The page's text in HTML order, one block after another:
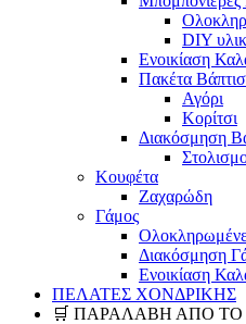
DIY
Ενοικίαση
Πακέτα
Αγόρι
Κορίτσι
Διακόσμηση
Κουφέτα
Ζαχαρώδη
Γάμος
Διακόσμηση
Ενοικίαση
ΠΕΛΑΤΕΣ ΧΟΝΔΡΙΚΗΣ
🛒 ΠΑΡΑΛΑΒΗ ΑΠΟ